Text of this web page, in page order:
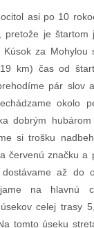
asi po 10
pretože je štartom
Kúsok za Mohylou
km) čas od
pár slov
okolo
dobrým
si trošku
červenú značku a
až do
na
celej trasy
tomto úseku